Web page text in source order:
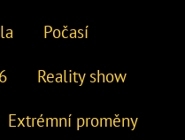
Počasí
Reality show
Extrémní proměny